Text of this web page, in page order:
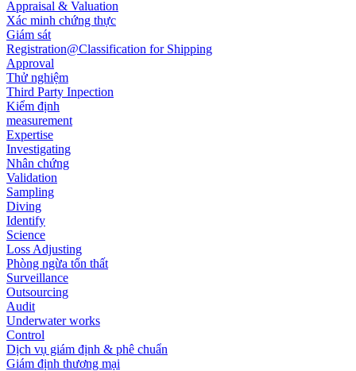
Appraisal & Valuation
Xác minh chứng thực
Giám sát
Registration@Classification for Shipping
Approval
Thử nghiệm
Third Party Inpection
Kiểm định
measurement
Expertise
Investigating
Nhân chứng
Validation
Sampling
Diving
Identify
Science
Loss Adjusting
Phòng ngừa tổn thất
Surveillance
Outsourcing
Audit
Underwater works
Control
Dịch vụ giám định & phê chuẩn
Giám định thương mại